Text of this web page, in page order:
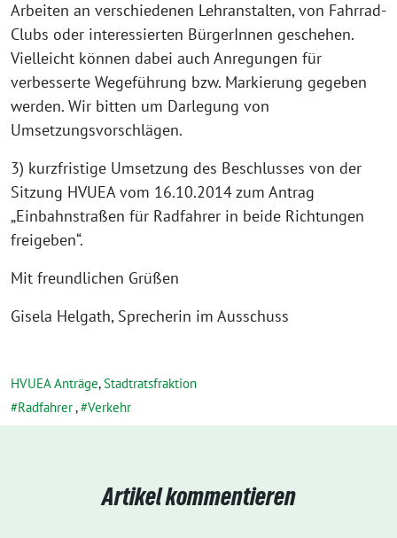
Arbeiten an verschiedenen Lehranstalten, von Fahrrad-
Clubs oder interessierten BürgerInnen geschehen.
Vielleicht können dabei auch Anregungen für
verbesserte Wegeführung bzw. Markierung gegeben
werden. Wir bitten um Darlegung von
Umsetzungsvorschlägen.
3) kurzfristige Umsetzung des Beschlusses von der
Sitzung HVUEA vom 16.10.2014 zum Antrag
„Einbahnstraßen für Radfahrer in beide Richtungen
freigeben“.
Mit freundlichen Grüßen
Gisela Helgath, Sprecherin im Ausschuss
HVUEA Anträge,Stadtratsfraktion
Radfahrer, Verkehr
Artikel kommentieren